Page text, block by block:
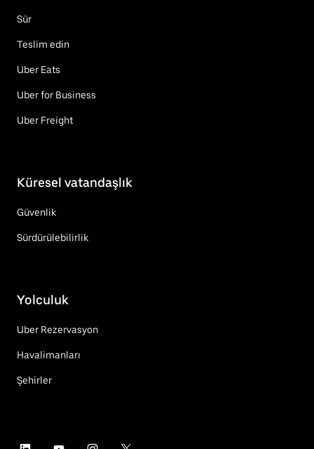
Sür
Teslim edin
Uber Eats
Uber for Business
Uber Freight
Küresel vatandaşlık
Güvenlik
Sürdürülebilirlik
Yolculuk
Uber Rezervasyon
Havalimanları
Şehirler